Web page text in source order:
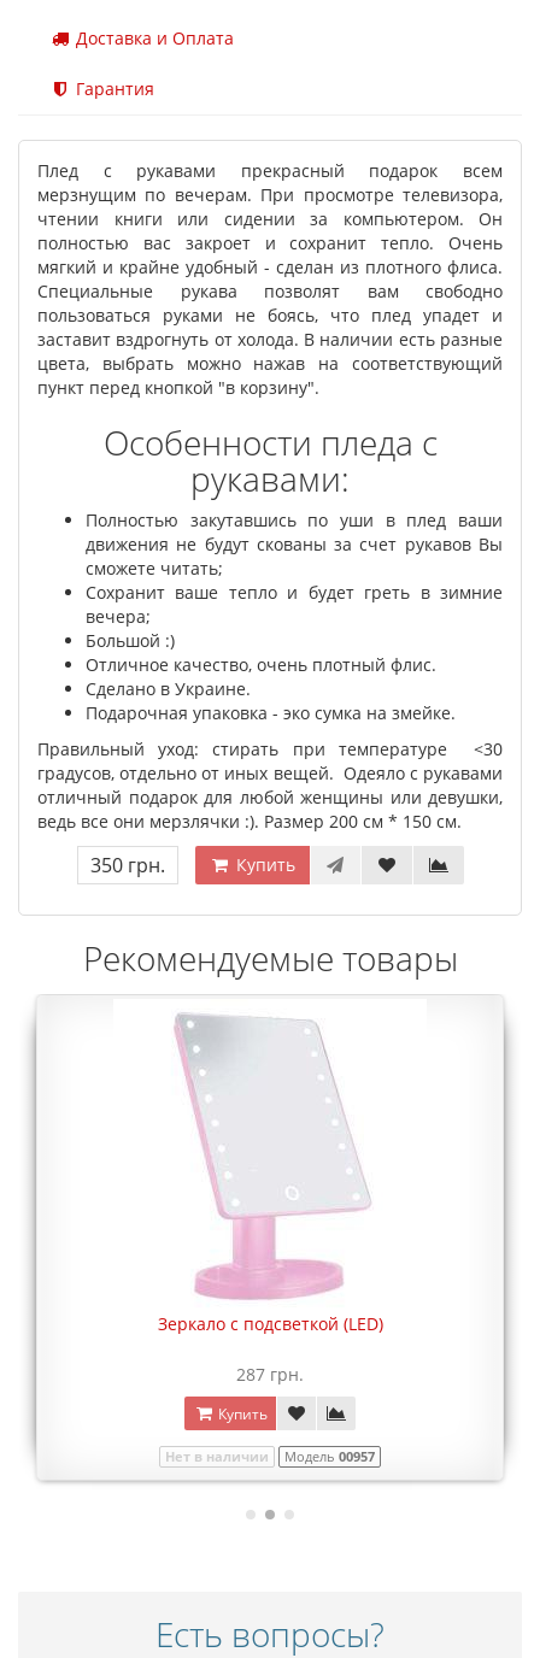
Доставка и Оплата
Гарантия
Плед с рукавами прекрасный подарок всем
мерзнущим по вечерам. При просмотре телевизора,
чтении книги или сидении за компьютером. Он
полностью вас закроет и сохранит тепло. Очень
мягкий и крайне удобный - сделан из плотного флиса.
Специальные рукава позволят вам свободно
пользоваться руками не боясь, что плед упадет и
заставит вздрогнуть от холода. В наличии есть разные
цвета, выбрать можно нажав на соответствующий
пункт перед кнопкой "в корзину".
Особенности пледа с
рукавами:
Полностью закутавшись по уши в плед ваши
движения не будут скованы за счет рукавов Вы
сможете читать;
Сохранит ваше тепло и будет греть в зимние
вечера;
Большой :)
Отличное качество, очень плотный флис.
Сделано в Украине.
Подарочная упаковка - эко сумка на змейке.
Правильный уход: стирать при температуре <30
градусов, отдельно от иных вещей. Одеяло с рукавами
отличный подарок для любой женщины или девушки,
ведь все они мерзлячки :). Размер 200 см * 150 см.
350 грн. Купить
Рекомендуемые товары
Зеркало с подсветкой (LED)
287 грн.
Купить
Нет в наличии Модель 00957
Есть вопросы?